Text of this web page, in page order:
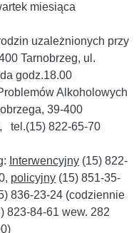
miesiąca
uzależnionych przy
Tarnobrzeg, ul.
godz.18.00
Alkoholowych
39-400
tel.(15) 822-65-70
Interwencyjny (15) 822-
policyjny (15) 851-35-
836-23-24 (codziennie
823-84-61 wew. 282